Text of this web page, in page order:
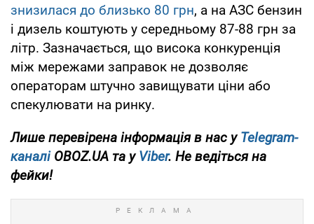
знизилася до близько 80 грн, а на АЗС бензин
і дизель коштують у середньому 87-88 грн за
літр. Зазначається, що висока конкуренція
між мережами заправок не дозволяє
операторам штучно завищувати ціни або
спекулювати на ринку.
Лише перевірена інформація в нас уTelegram-
каналіOBOZ.UA та уViber. Не ведіться на
фейки!